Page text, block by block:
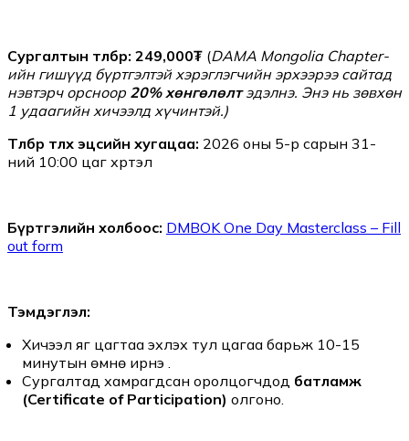
Сургалтын төлбөр: 249,000₮ (DAMA Mongolia Chapter-
ийн гишүүд бүртгэлтэй хэрэглэгчийн эрхээрээ сайтад
нэвтэрч орсноор 20% хөнгөлөлтэдэлнэ. Энэ нь зөвхөн
1 удаагийн хичээлд хүчинтэй.)
Төлбөр төлөх эцсийн хугацаа: 2026 оны 5-р сарын 31-
ний 10:00 цаг хүртэл
Бүртгэлийн холбоос: DMBOK One Day Masterclass – Fill
out form
Тэмдэглэл:
Хичээл яг цагтаа эхлэх тул цагаа барьж 10-15
минутын өмнө ирнэ үү.
Сургалтад хамрагдсан оролцогчдод батламж
(Certificate of Participation) олгоно.